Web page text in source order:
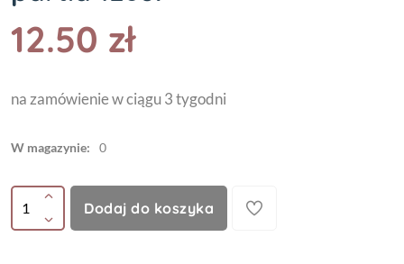
12.50 zł
na zamówienie w ciągu 3 tygodni
W magazynie: 0
Dodaj do koszyka